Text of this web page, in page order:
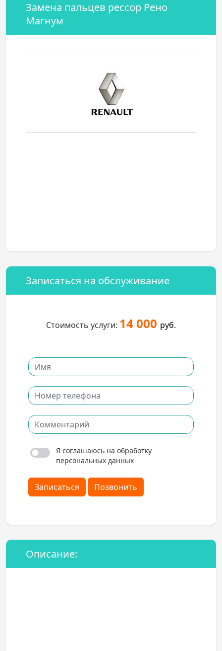
Замена пальцев рессор Рено
Магнум
Записаться на обслуживание
Стоимость услуги: 14 000 руб.
Я соглашаюсь на обработку
персональных данных
Записаться Позвонить
Описание: